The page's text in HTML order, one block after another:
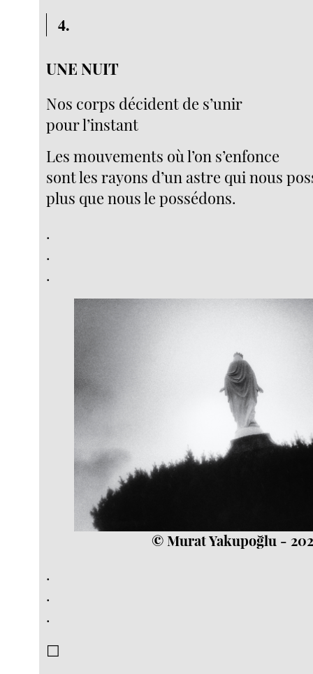
4.
UNE NUIT
Nos corps décident de s’unir
pour l’instant
Les mouvements où l’on s’enfonce
sont les rayons d’un astre qui nous
plus que nous le possédons.
.
.
.
© Murat Yakupoğlu -
.
.
.
☐